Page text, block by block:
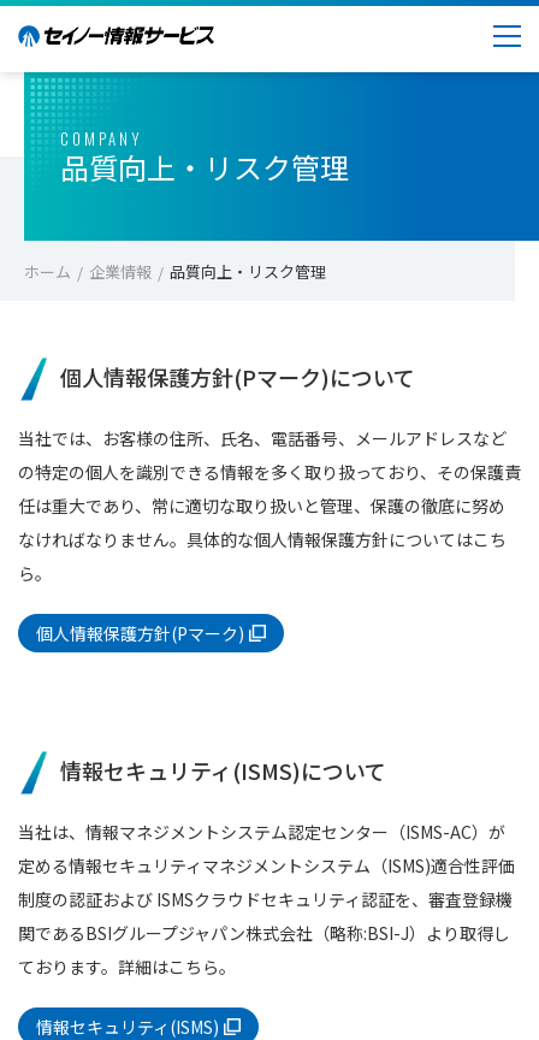
COMPANY
品質向上・リスク管理
ホーム 企業情報 品質向上・リスク管理
個人情報保護方針(Pマーク)について
当社では、お客様の住所、氏名、電話番号、メールアドレスなど
の特定の個人を識別できる情報を多く取り扱っており、その保護責
任は重大であり、常に適切な取り扱いと管理、保護の徹底に努め
なければなりません。具体的な個人情報保護方針についてはこち
ら。
個人情報保護方針(Pマーク)
情報セキュリティ(ISMS)について
当社は、情報マネジメントシステム認定センター（ISMS-AC）が
定める情報セキュリティマネジメントシステム（ISMS)適合性評価
制度の認証および ISMSクラウドセキュリティ認証を、審査登録機
関であるBSIグループジャパン株式会社（略称:BSI-J）より取得し
ております。詳細はこちら。
情報セキュリティ(ISMS)